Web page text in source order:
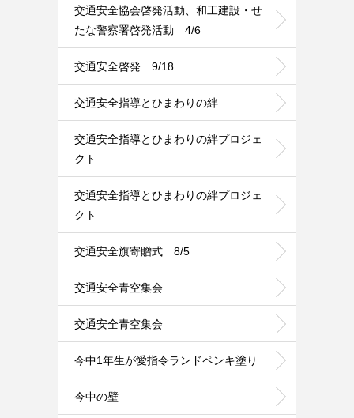
交通安全協会啓発活動、和工建設・せ
たな警察署啓発活動 4/6
交通安全啓発 9/18
交通安全指導とひまわりの絆
交通安全指導とひまわりの絆プロジェ
クト
交通安全指導とひまわりの絆プロジェ
クト
交通安全旗寄贈式 8/5
交通安全青空集会
交通安全青空集会
今中1年生が愛指令ランドペンキ塗り
今中の壁